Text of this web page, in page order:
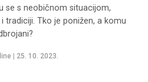
se s neobičnom situacijom,
tradiciji. Tko je ponižen, a komu
25. 10. 2023.